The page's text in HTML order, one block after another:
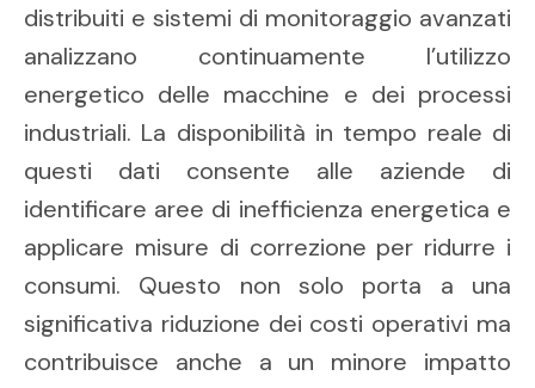
distribuiti e sistemi di monitoraggio avanzati
analizzano continuamente l’utilizzo
energetico delle macchine e dei processi
industriali. La disponibilità in tempo reale di
questi dati consente alle aziende di
identificare aree di inefficienza energetica e
applicare misure di correzione per ridurre i
consumi. Questo non solo porta a una
significativa riduzione dei costi operativi ma
contribuisce anche a un minore impatto